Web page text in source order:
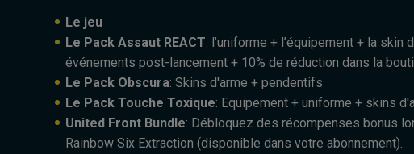
Le jeu
Le Pack Assaut REACT: l’uniforme + l’équipement + la
événements post-lancement + 10% de réduction dans la
Le Pack Obscura: Skins d'arme + pendentifs
Le Pack Touche Toxique: Equipement + uniforme + skins
United Front Bundle: Débloquez des récompenses bonus
Rainbow Six Extraction (disponible dans votre abonnement).